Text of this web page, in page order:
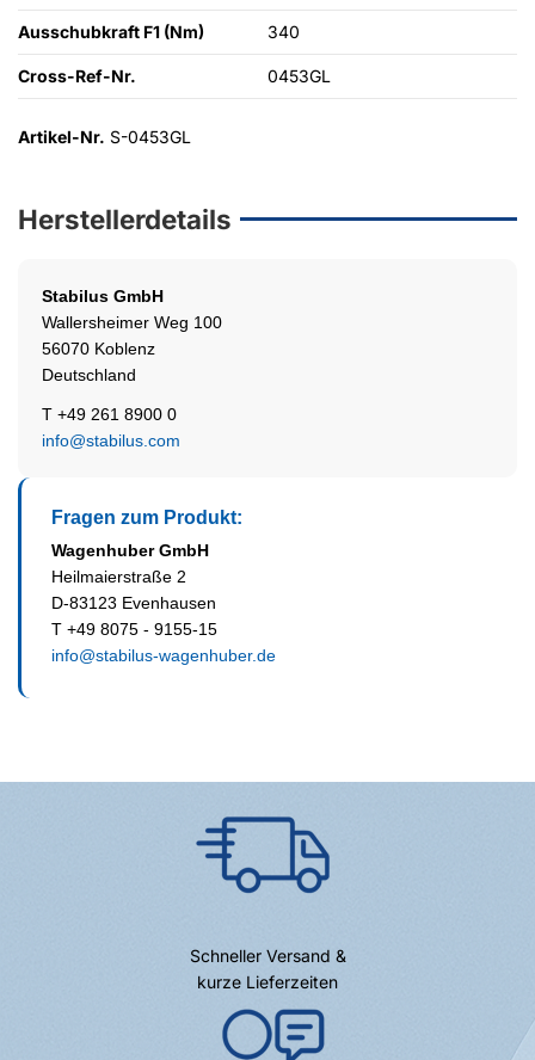
Ausschubkraft F1 (Nm) 340
Cross-Ref-Nr. 0453GL
Artikel-Nr. S-0453GL
Herstellerdetails
Stabilus GmbH
Wallersheimer Weg 100
56070 Koblenz
Deutschland
T +49 261 8900 0
info@stabilus.com
Fragen zum Produkt:
Wagenhuber GmbH
Heilmaierstraße 2
D-83123 Evenhausen
T +49 8075 - 9155-15
info@stabilus-wagenhuber.de
Schneller Versand &
kurze Lieferzeiten